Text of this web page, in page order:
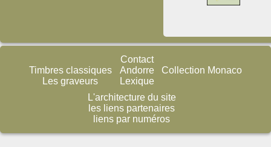
Timbres classiques
Les graveurs
Contact
Andorre
Lexique
Collection Monaco
L'architecture du site
les liens partenaires
liens par numéros